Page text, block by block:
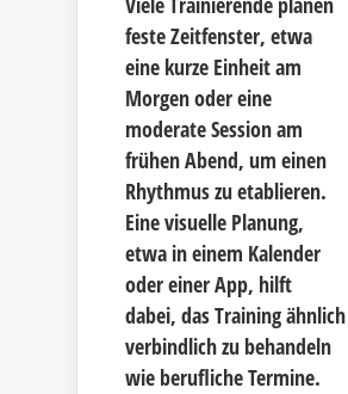
feste Zeitfenster, etwa
eine kurze Einheit am
Morgen oder eine
moderate Session am
frühen Abend, um einen
Rhythmus zu etablieren.
Eine visuelle Planung,
etwa in einem Kalender
oder einer App, hilft
dabei, das Training ähnlich
verbindlich zu behandeln
wie berufliche Termine.